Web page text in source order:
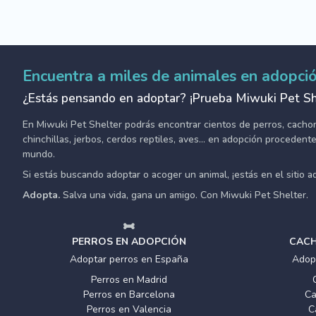
Encuentra a miles de animales en
¿Estás pensando en adoptar? ¡Prueba Miwuki Pet
En Miwuki Pet Shelter podrás encontrar cientos de perros,
chinchillas, jerbos, cerdos reptiles, aves... en adopción
mundo.
Si estás buscando adoptar o acoger un animal, ¡estás en el sitio
Adopta. Salva una vida, gana un amigo. Con Miwuki Pet Shelter.
PERROS EN ADOPCIÓN
Adoptar perros en España
Perros en Madrid
Perros en Barcelona
Perros en Valencia